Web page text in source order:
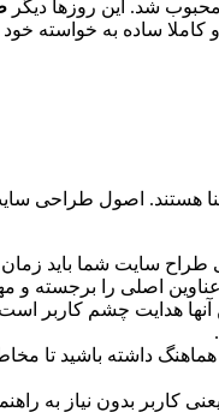
شد. این روزها دیگر
ساده به خواسته خود
هستند. اصول طراحی
سایت شما باید
اصلی را برجسته و
آنها هدایت چشم
داشته باشید تا
کاربر بدون نیاز به